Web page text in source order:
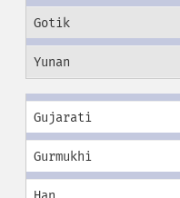
Gotik
Yunan
Gujarati
Gurmukhi